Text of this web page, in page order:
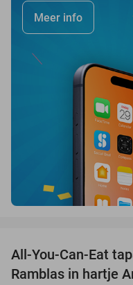
Meer info
All-You-Can-Eat
Ramblas in hartje